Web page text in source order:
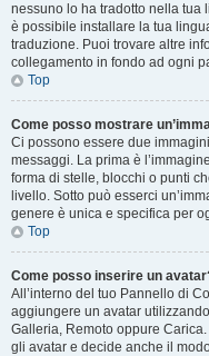
nessuno lo ha tradotto nella tua
è possibile installare la tua
traduzione. Puoi trovare altre
collegamento in fondo ad ogni
Top
Come posso mostrare
Ci possono essere due
messaggi. La prima è
forma di stelle, blocchi o punti
livello. Sotto può esserci
genere è unica e specifica per
Top
Come posso inserire un
All’interno del tuo Pannello di
aggiungere un avatar
Galleria, Remoto oppure
gli avatar e decide anche il